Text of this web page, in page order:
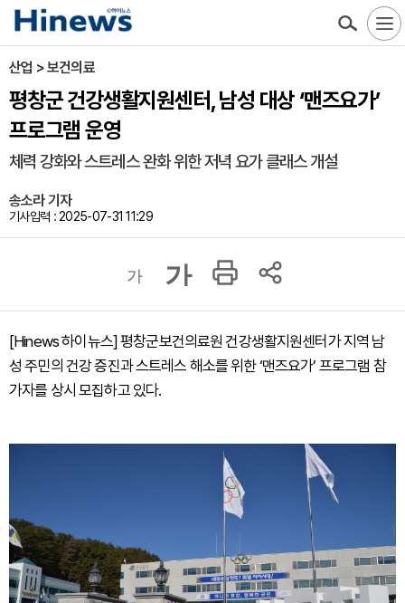
산업 > 보건의료
평창군 건강생활지원센터, 남성 대상 ‘맨즈요가’
프로그램 운영
체력 강화와 스트레스 완화 위한 저녁 요가 클래스 개설
송소라 기자
기사입력 : 2025-07-31 11:29
가 가
[Hinews 하이뉴스] 평창군보건의료원 건강생활지원센터가 지역 남
성 주민의 건강 증진과 스트레스 해소를 위한 ‘맨즈요가’ 프로그램 참
가자를 상시 모집하고 있다.